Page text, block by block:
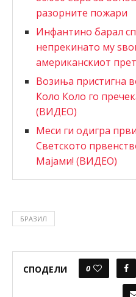
разорните пожари
Инфантино барал
непрекинато му
американскиот
Возиња пристигна
Коло Коло го
(ВИДЕО)
Меси ги одигра
Светското
Мајами! (ВИДЕО)
БРАЗИЛ
СПОДЕЛИ 0